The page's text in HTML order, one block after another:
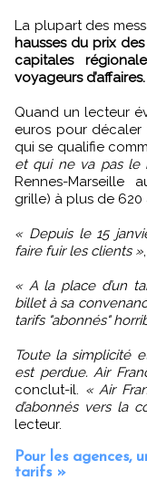
La plupart des
hausses du prix
capitales
voyageurs d’affaires.
Quand un lecteur
euros pour décaler
qui se qualifie
et qui ne va pas le
Rennes-Marseille
grille) à plus de 620
« Depuis le 15
faire fuir les clients »
« A la place d’un
billet à sa
tarifs "abonnés"
Toute la simplicité
est perdue. Air
conclut-il. « Air
d’abonnés vers la
lecteur.
Pour les agences,
tarifs »